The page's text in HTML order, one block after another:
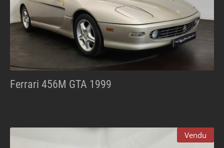
Ferrari 456M GTA 1999
Vendu